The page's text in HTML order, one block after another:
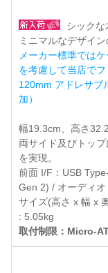
シック
ミニマルなデザイン
メーカー標準では
を考慮して当店で
120mm アドレサブ
加）
幅19.3cm、高さ
両サイド及びトッ
を実現。
前面 I/F：USB
Gen 2) / オーディオ
サイズ(高さ x 幅 x
: 5.05kg
取付制限：Micro-